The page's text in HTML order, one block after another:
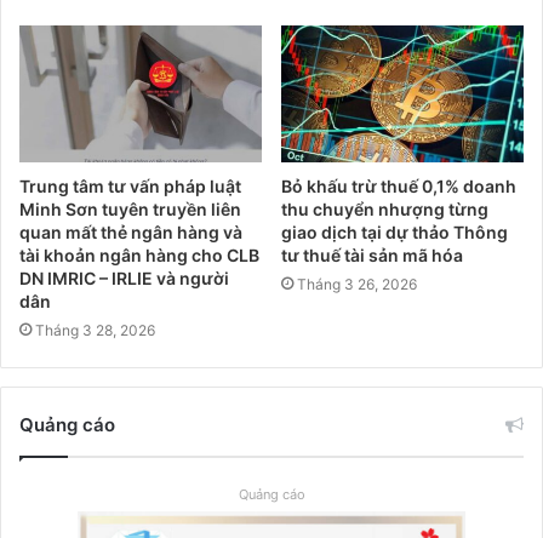
Trung tâm tư vấn pháp luật
Minh Sơn tuyên truyền liên
quan mất thẻ ngân hàng và
tài khoản ngân hàng cho CLB
DN IMRIC – IRLIE và người
dân
Tháng 3 28, 2026
Bỏ khấu trừ thuế 0,1% doanh
thu chuyển nhượng từng
giao dịch tại dự thảo Thông
tư thuế tài sản mã hóa
Tháng 3 26, 2026
Quảng cáo
Quảng cáo